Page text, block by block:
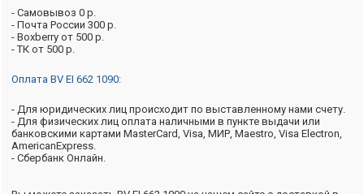
- Самовывоз 0 р.
- Почта России 300 р.
- Boxberry от 500 р.
- ТК от 500 р.
Оплата BV EI 662 1090:
- Для юридических лиц происходит по выставленному нами счету.
- Для физических лиц оплата наличными в пункте выдачи или
банковскими картами MasterCard, Visa, МИР, Maestro, Visa Electron,
AmericanExpress.
- Сбербанк Онлайн.